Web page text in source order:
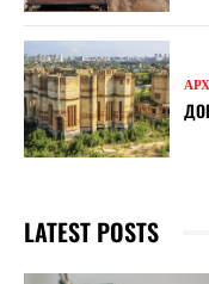
LATEST POSTS